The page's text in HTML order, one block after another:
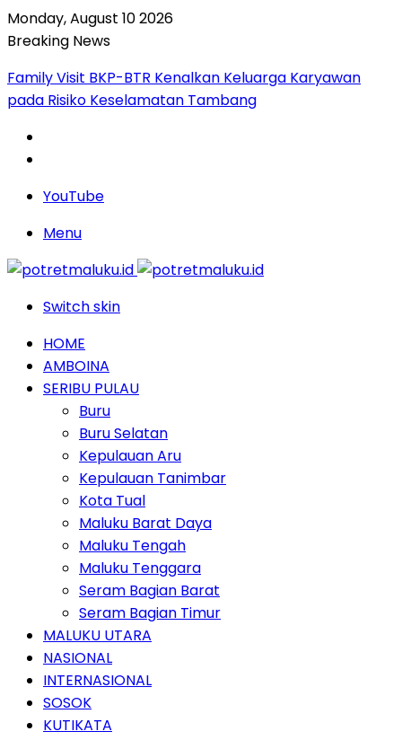
Monday, August 10 2026
Breaking News
Family Visit BKP-BTR Kenalkan Keluarga Karyawan
pada Risiko Keselamatan Tambang
YouTube
Menu
Switch skin
HOME
AMBOINA
SERIBU PULAU
Buru
Buru Selatan
Kepulauan Aru
Kepulauan Tanimbar
Kota Tual
Maluku Barat Daya
Maluku Tengah
Maluku Tenggara
Seram Bagian Barat
Seram Bagian Timur
MALUKU UTARA
NASIONAL
INTERNASIONAL
SOSOK
KUTIKATA